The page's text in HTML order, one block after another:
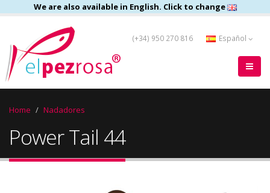
We are also available in English. Click to change
(+34) 950 270 816 Español
Home Nadadores
Power Tail 44